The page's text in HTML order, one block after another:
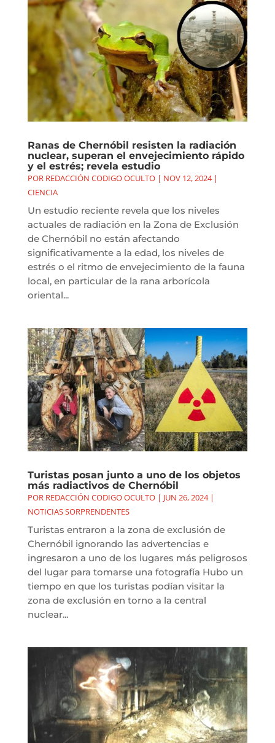
Ranas de Chernóbil resisten la radiación
nuclear, superan el envejecimiento rápido
y el estrés; revela estudio
POR REDACCIÓN CODIGO OCULTO| NOV 12, 2024|
CIENCIA
Un estudio reciente revela que los niveles
actuales de radiación en la Zona de Exclusión
de Chernóbil no están afectando
significativamente a la edad, los niveles de
estrés o el ritmo de envejecimiento de la fauna
local, en particular de la rana arborícola
oriental...
Turistas posan junto a uno de los objetos
más radiactivos de Chernóbil
POR REDACCIÓN CODIGO OCULTO| JUN 26, 2024|
NOTICIAS SORPRENDENTES
Turistas entraron a la zona de exclusión de
Chernóbil ignorando las advertencias e
ingresaron a uno de los lugares más peligrosos
del lugar para tomarse una fotografía Hubo un
tiempo en que los turistas podían visitar la
zona de exclusión en torno a la central
nuclear...